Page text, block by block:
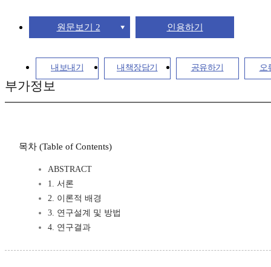
원문보기 2 인용하기
내보내기 내책장담기 공유하기 오
부가정보
목차 (Table of Contents)
ABSTRACT
1. 서론
2. 이론적 배경
3. 연구설계 및 방법
4. 연구결과